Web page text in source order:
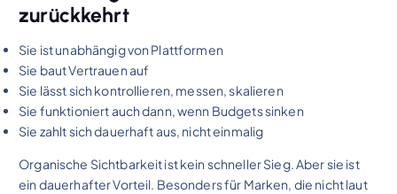
zurückkehrt
Sie ist unabhängig von Plattformen
Sie baut Vertrauen auf
Sie lässt sich kontrollieren, messen, skalieren
Sie funktioniert auch dann, wenn Budgets sinken
Sie zahlt sich dauerhaft aus, nicht einmalig
Organische Sichtbarkeit ist kein schneller Sieg. Aber sie ist
ein dauerhafter Vorteil. Besonders für Marken, die nicht laut